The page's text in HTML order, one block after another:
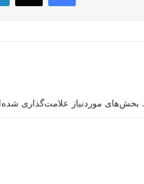
بخش‌های موردنیاز علامت‌گذاری